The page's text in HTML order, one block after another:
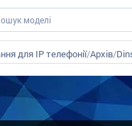
для IP телефонії/Архів/